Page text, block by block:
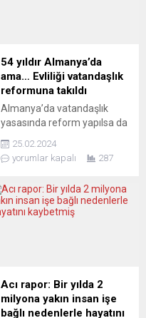
Toplantısı 16-17 Şubat’ta
Brüksel’deki NATO
karargâhında yapılacak.
Rusya’nın Ukrayna sınırında
askeri yığınağını artırması ve
ittifakın bu nedenle artan
gerilime karşı neler
54 yıldır Almanya’da
ama… Evliliği vatandaşlık
reformuna takıldı
Almanya’da vatandaşlık
yasasında reform yapılsa da
ediyor. Çorumlu 76 yaşındaki
Cemalettin Tüfek’in evliliği
Tüfek 1970 yılında yani
bundan tam 54 yıl önce
2011 yılında emekli oldu.
Tüfek...
25.02.2024
yorumlar kapalı
287
Acı rapor: Bir yılda 2
milyona yakın insan işe
bağlı nedenlerle hayatını